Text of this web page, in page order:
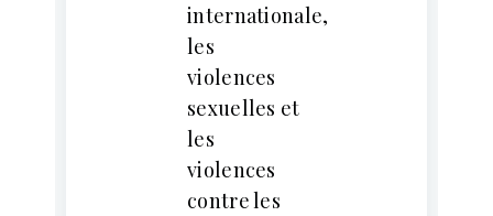
internationale,
les
violences
sexuelles et
les
violences
contre les